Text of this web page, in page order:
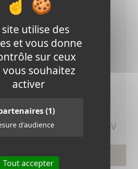
site utilise des
et vous donne
sur ceux
vous souhaitez
activer
(1)
d'audience
Tout accepter
15 w - 6 volts
Ref.406V
Voir le produit